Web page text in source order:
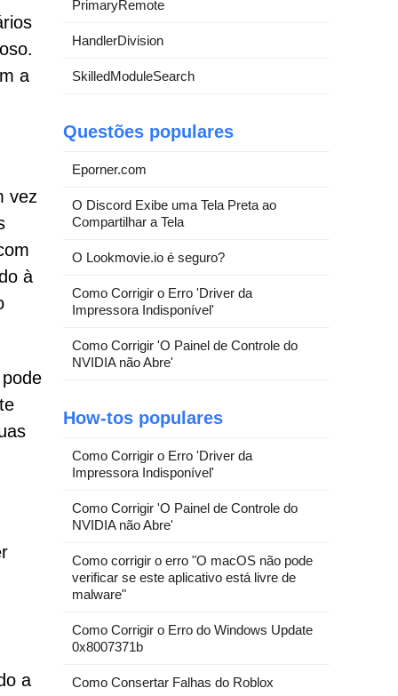
a
vez
à
a
PrimaryRemote
HandlerDivision
SkilledModuleSearch
Questões populares
Eporner.com
O Discord Exibe uma Tela Preta ao
Compartilhar a Tela
O Lookmovie.io é seguro?
Como Corrigir o Erro 'Driver da
Impressora Indisponível'
Como Corrigir 'O Painel de Controle do
NVIDIA não Abre'
How-tos populares
Como Corrigir o Erro 'Driver da
Impressora Indisponível'
Como Corrigir 'O Painel de Controle do
NVIDIA não Abre'
Como corrigir o erro "O macOS não pode
verificar se este aplicativo está livre de
malware"
Como Corrigir o Erro do Windows Update
0x8007371b
Como Consertar Falhas do Roblox